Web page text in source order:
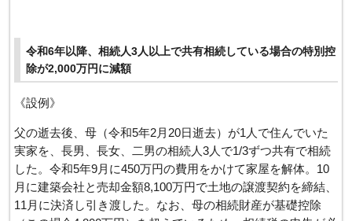
令和6年以降、相続人3人以上で共有相続している場合の特別控
除が2,000万円に減額
《設例》
父の逝去後、母（令和5年2月20日逝去）が1人で住んでいた
実家を、長男、長女、二男の相続人3人で1/3ずつ共有で相続
した。令和5年9月に450万円の費用をかけて家屋を解体。10
月に建築会社と売却金額8,100万円で土地の譲渡契約を締結、
11月に決済し引き渡した。なお、母の相続財産が基礎控除